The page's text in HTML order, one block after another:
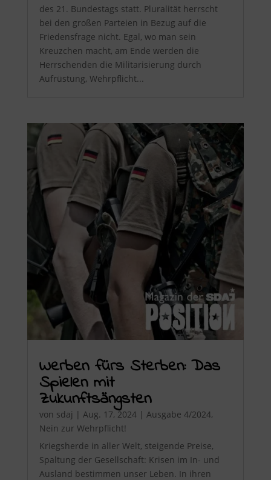
des 21. Bundestags statt. Pluralität herrscht
bei den großen Parteien in Bezug auf die
Friedensfrage nicht. Egal, wo man sein
Kreuzchen macht, am Ende werden die
Herrschenden die Militarisierung durch
Aufrüstung, Wehrpflicht...
Werben fürs Sterben: Das
Spielen mit
Zukunftsängsten
von sdaj | Aug. 17, 2024| Ausgabe 4/2024,
Nein zur Wehrpflicht!
Kriegsherde in aller Welt, steigende Preise,
Spaltung der Gesellschaft: Krisen im In- und
Ausland bestimmen unser Leben. In ihren